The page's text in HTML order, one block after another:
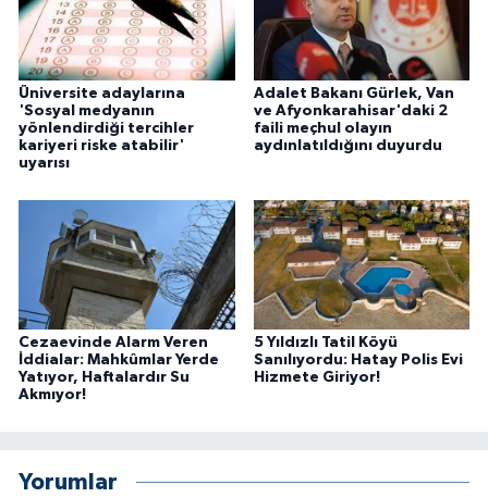
Üniversite adaylarına
'Sosyal medyanın
yönlendirdiği tercihler
kariyeri riske atabilir'
uyarısı
Adalet Bakanı Gürlek, Van
ve Afyonkarahisar'daki 2
faili meçhul olayın
aydınlatıldığını duyurdu
Cezaevinde Alarm Veren
İddialar: Mahkûmlar Yerde
Yatıyor, Haftalardır Su
Akmıyor!
5 Yıldızlı Tatil Köyü
Sanılıyordu: Hatay Polis Evi
Hizmete Giriyor!
Yorumlar